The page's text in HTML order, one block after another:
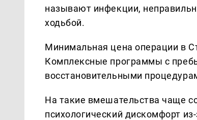
называют инфекции,
ходьбой.
Минимальная цена операции в
Комплексные программы с
восстановительными
На такие вмешательства чаще
психологический дискомфорт